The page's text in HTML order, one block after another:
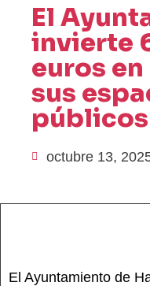
El
invierte
euros
sus
públicos
octubre 13,
El Ayuntamiento de